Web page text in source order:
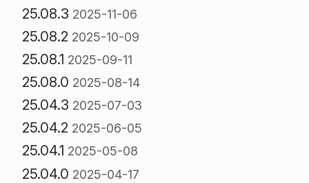
25.08.3 2025-11-06
25.08.2 2025-10-09
25.08.1 2025-09-11
25.08.0 2025-08-14
25.04.3 2025-07-03
25.04.2 2025-06-05
25.04.1 2025-05-08
25.04.0 2025-04-17